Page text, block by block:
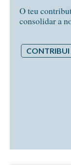
O teu
consolidar a